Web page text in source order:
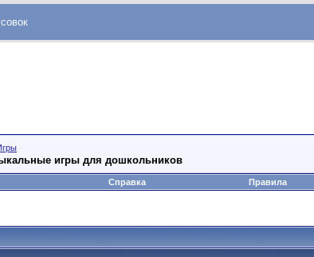
игры для дошкольников
Справка Правила